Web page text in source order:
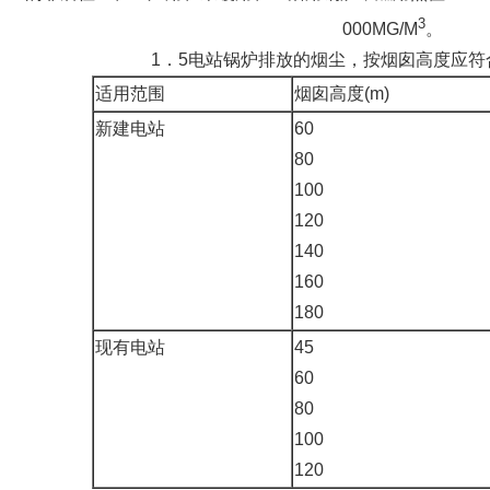
000MG/M3。
1．5电站锅炉排放的烟尘，按烟囱高度应
适用范围
烟囱高度(m)
新建电站
60
80
100
120
140
160
180
现有电站
45
60
80
100
120